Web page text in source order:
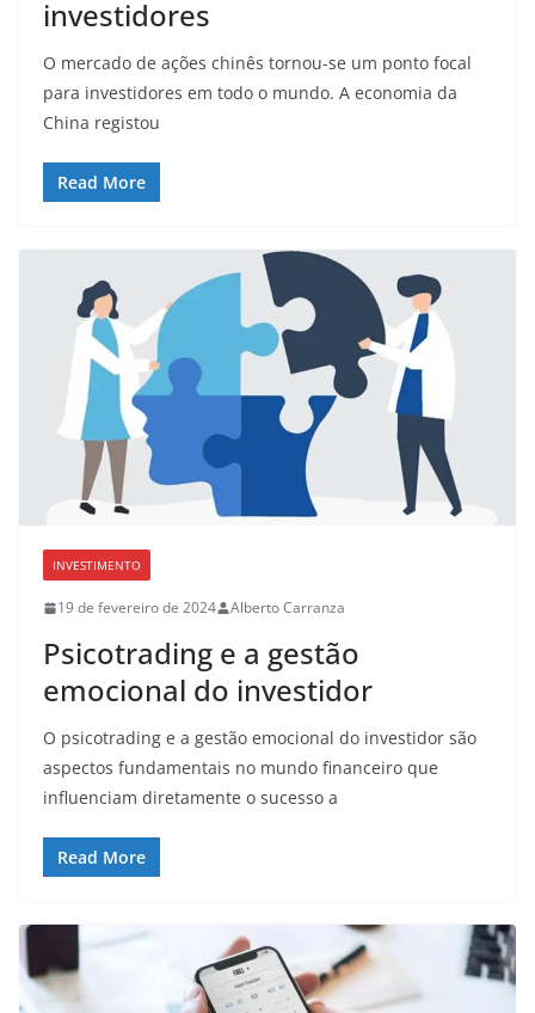
investidores
O mercado de ações chinês tornou-se um ponto focal
para investidores em todo o mundo. A economia da
China registou
Read More
INVESTIMENTO
19 de fevereiro de 2024 Alberto Carranza
Psicotrading e a gestão
emocional do investidor
O psicotrading e a gestão emocional do investidor são
aspectos fundamentais no mundo financeiro que
influenciam diretamente o sucesso a
Read More